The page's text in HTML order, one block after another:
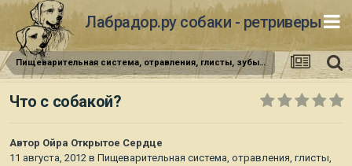
Лабрадор.ру собаки - ретриверы
Пищеварительная система, отравления, глисты, зубы, анальные синусы
Что с собакой?
Автор Ойра Открытое Сердце
11 августа, 2012 в Пищеварительная система, отравления, глисты,